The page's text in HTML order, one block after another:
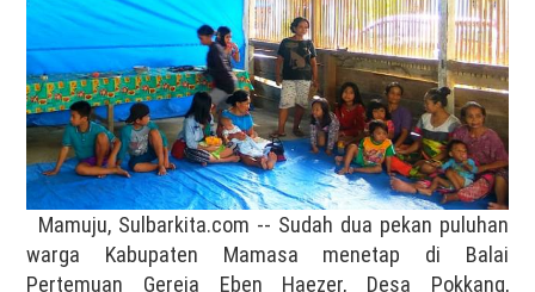
Mamuju, Sulbarkita.com -- Sudah dua pekan puluhan
warga Kabupaten Mamasa menetap di Balai
Pertemuan Gereja Eben Haezer, Desa Pokkang,